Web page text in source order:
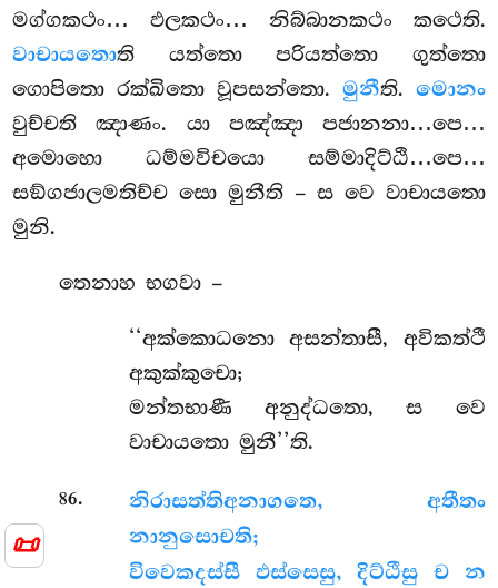
📜
මග්ගකථං… ඵලකථං… නිබ්බානකථං කථෙති.
වාචායතොති යත්තො පරියත්තො ගුත්තො
ගොපිතො රක්ඛිතො වූපසන්තො. මුනීති. මොනං
වුච්චති ඤාණං. යා පඤ්ඤා පජානනා…පෙ…
අමොහො ධම්මවිචයො සම්මාදිට්ඨි…පෙ…
සඞ්ගජාලමතිච්ච සො මුනීති – ස වෙ වාචායතො
මුනි.
තෙනාහ භගවා –
‘‘අක්කොධනො අසන්තාසී, අවිකත්ථී
අකුක්කුචො;
මන්තභාණී අනුද්ධතො, ස වෙ
වාචායතො මුනී’’ති.
86. නිරාසත්තිඅනාගතෙ, අතීතං
නානුසොචති;
විවෙකදස්සී ඵස්සෙසු, දිට්ඨීසු ච න